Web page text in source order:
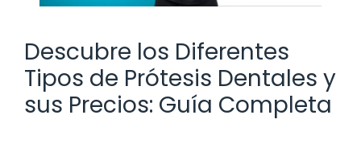
Descubre los Diferentes
Tipos de Prótesis Dentales y
sus Precios: Guía Completa